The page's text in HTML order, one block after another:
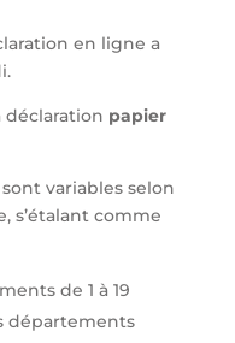
en ligne a
papier
variables selon
s’étalant comme
de 1 à 19
départements